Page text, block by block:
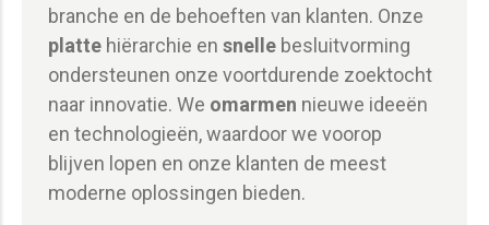
branche en de behoeften van klanten. Onze
platte hiërarchie en snelle besluitvorming
ondersteunen onze voortdurende zoektocht
naar innovatie. We omarmen nieuwe ideeën
en technologieën, waardoor we voorop
blijven lopen en onze klanten de meest
moderne oplossingen bieden.